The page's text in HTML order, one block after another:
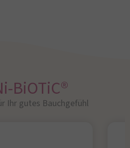
BiOTiC®
Ihr gutes Bauchgefühl​